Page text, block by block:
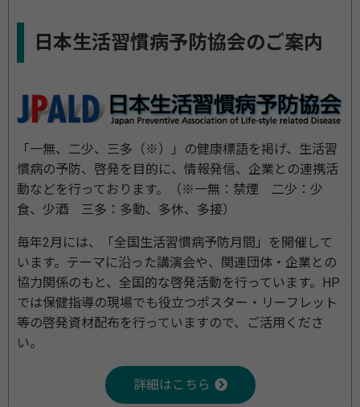
日本生活習慣病予防協会のご案内
「一無、二少、三多（※）」の健康標語を掲げ、生活習
慣病の予防、啓発を目的に、情報発信、企業との連携活
動などを行っております。（※一無：禁煙 二少：少
食、少酒 三多：多動、多休、多接）
毎年2月には、「全国生活習慣病予防月間」を開催して
います。テーマに沿った講演会や、関連団体・企業との
協力関係のもと、全国的な啓発活動を行っています。HP
では保健指導の現場でも役立つポスター・リーフレット
等の啓発資材配布を行っていますので、ご活用くださ
い。
詳細はこちら